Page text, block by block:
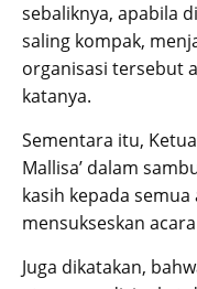
sebaliknya, apabila
saling kompak,
organisasi tersebut
katanya.
Sementara itu,
Mallisa’ dalam
kasih kepada semua
mensukseskan
Juga dikatakan,